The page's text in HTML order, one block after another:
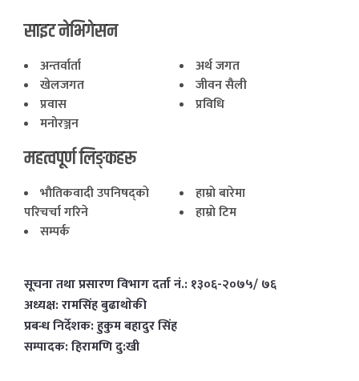
साइट नेभिगेसन
अन्तर्वार्ता
अर्थ जगत
खेलजगत
जीवन सैली
प्रवास
प्रविधि
मनोरञ्जन
महत्वपूर्ण लिङ्कहरू
भाैतिकवादी उपनिषद्काे
परिचर्चा गरिने
हाम्राे बारेमा
हाम्राे टिम
सम्पर्क
सूचना तथा प्रसारण विभाग दर्ता नं.: १३०६-२०७५/ ७६
अध्यक्ष: रामसिंह बुढाथाेकी
प्रबन्ध निर्देशक: हुकुम बहादुर सिंह
सम्पादक: हिरामणि दु:खी